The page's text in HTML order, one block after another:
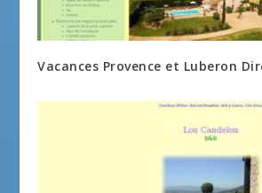
Vacances Provence et Luberon